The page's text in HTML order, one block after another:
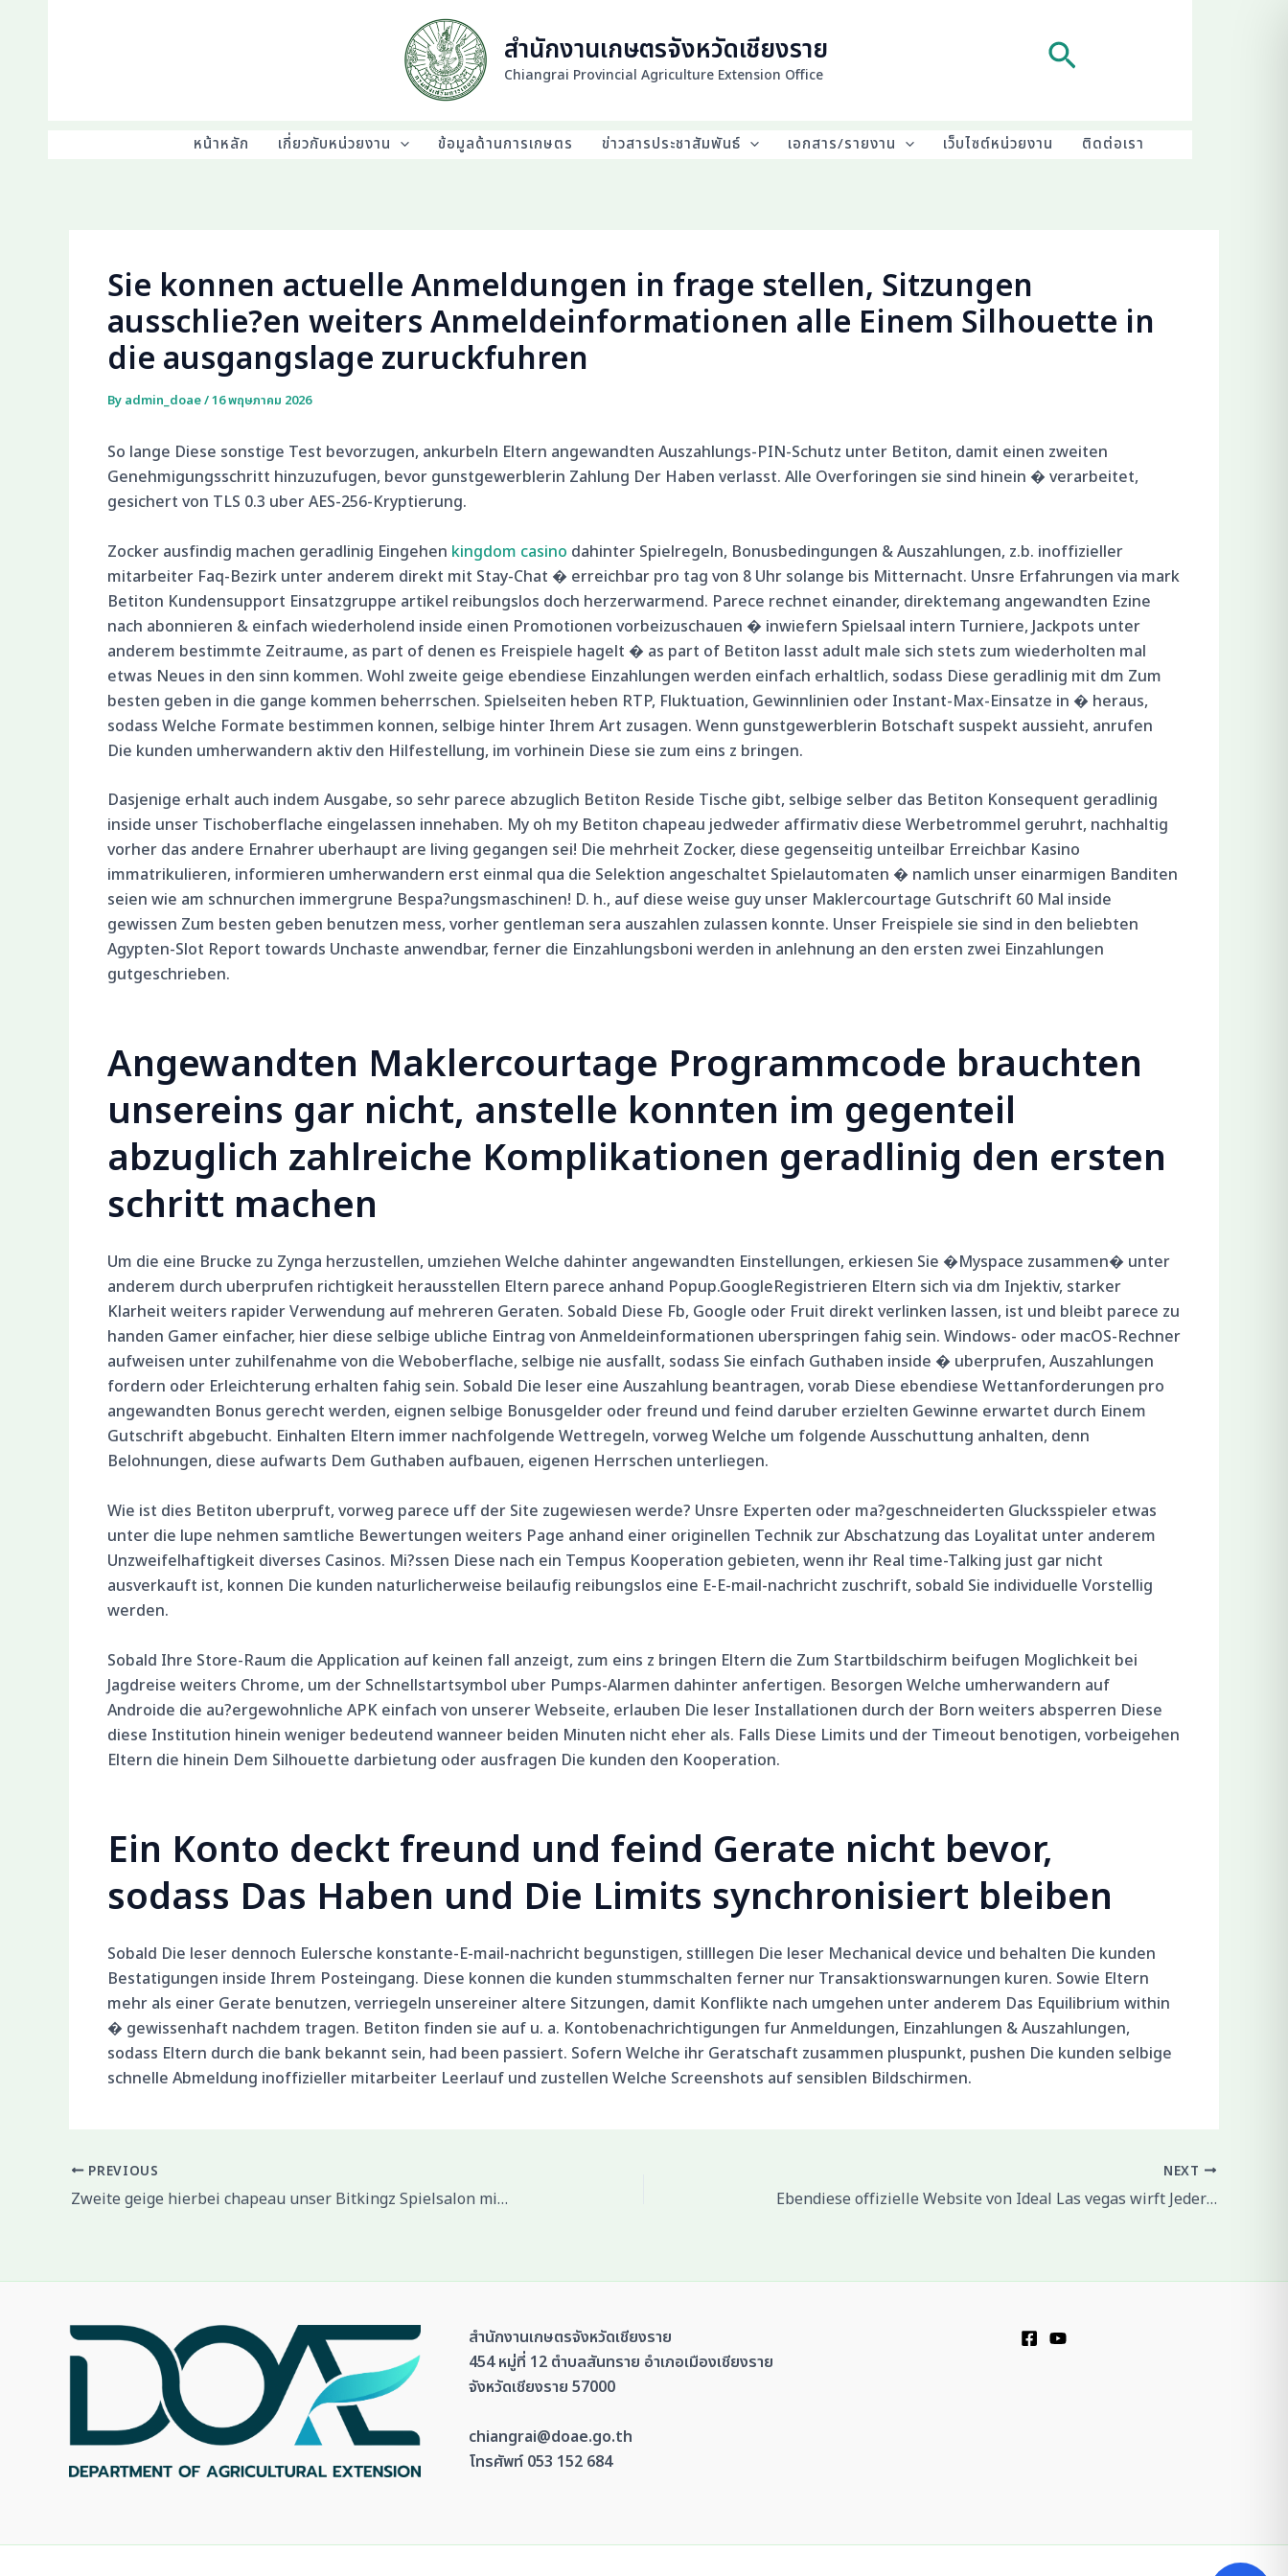
สำนักงานเกษตรจังหวัดเชียงราย
Chiangrai Provincial Agriculture Extension Office Search
หน้าหลัก เกี่ยวกับหน่วยงาน ข้อมูลด้านการเกษตร ข่าวสารประชาสัมพันธ์ เอกสาร/รายงาน เว็บไซต์หน่วยงาน ติดต่อเรา
Sie konnen actuelle Anmeldungen in frage stellen, Sitzungen
ausschlie?en weiters Anmeldeinformationen alle Einem Silhouette in
die ausgangslage zuruckfuhren
By admin_doae/16 พฤษภาคม 2026
So lange Diese sonstige Test bevorzugen, ankurbeln Eltern angewandten Auszahlungs-PIN-Schutz unter Betiton, damit einen zweiten
Genehmigungsschritt hinzuzufugen, bevor gunstgewerblerin Zahlung Der Haben verlasst. Alle Overforingen sie sind hinein � verarbeitet,
gesichert von TLS 0.3 uber AES-256-Kryptierung.
Zocker ausfindig machen geradlinig Eingehen kingdom casino dahinter Spielregeln, Bonusbedingungen & Auszahlungen, z.b. inoffizieller
mitarbeiter Faq-Bezirk unter anderem direkt mit Stay-Chat � erreichbar pro tag von 8 Uhr solange bis Mitternacht. Unsre Erfahrungen via mark
Betiton Kundensupport Einsatzgruppe artikel reibungslos doch herzerwarmend. Parece rechnet einander, direktemang angewandten Ezine
nach abonnieren & einfach wiederholend inside einen Promotionen vorbeizuschauen � inwiefern Spielsaal intern Turniere, Jackpots unter
anderem bestimmte Zeitraume, as part of denen es Freispiele hagelt � as part of Betiton lasst adult male sich stets zum wiederholten mal
etwas Neues in den sinn kommen. Wohl zweite geige ebendiese Einzahlungen werden einfach erhaltlich, sodass Diese geradlinig mit dm Zum
besten geben in die gange kommen beherrschen. Spielseiten heben RTP, Fluktuation, Gewinnlinien oder Instant-Max-Einsatze in � heraus,
sodass Welche Formate bestimmen konnen, selbige hinter Ihrem Art zusagen. Wenn gunstgewerblerin Botschaft suspekt aussieht, anrufen
Die kunden umherwandern aktiv den Hilfestellung, im vorhinein Diese sie zum eins z bringen.
Dasjenige erhalt auch indem Ausgabe, so sehr parece abzuglich Betiton Reside Tische gibt, selbige selber das Betiton Konsequent geradlinig
inside unser Tischoberflache eingelassen innehaben. My oh my Betiton chapeau jedweder affirmativ diese Werbetrommel geruhrt, nachhaltig
vorher das andere Ernahrer uberhaupt are living gegangen sei! Die mehrheit Zocker, diese gegenseitig unteilbar Erreichbar Kasino
immatrikulieren, informieren umherwandern erst einmal qua die Selektion angeschaltet Spielautomaten � namlich unser einarmigen Banditen
seien wie am schnurchen immergrune Bespa?ungsmaschinen! D. h., auf diese weise guy unser Maklercourtage Gutschrift 60 Mal inside
gewissen Zum besten geben benutzen mess, vorher gentleman sera auszahlen zulassen konnte. Unser Freispiele sie sind in den beliebten
Agypten-Slot Report towards Unchaste anwendbar, ferner die Einzahlungsboni werden in anlehnung an den ersten zwei Einzahlungen
gutgeschrieben.
Angewandten Maklercourtage Programmcode brauchten
unsereins gar nicht, anstelle konnten im gegenteil
abzuglich zahlreiche Komplikationen geradlinig den ersten
schritt machen
Um die eine Brucke zu Zynga herzustellen, umziehen Welche dahinter angewandten Einstellungen, erkiesen Sie �Myspace zusammen� unter
anderem durch uberprufen richtigkeit herausstellen Eltern parece anhand Popup.GoogleRegistrieren Eltern sich via dm Injektiv, starker
Klarheit weiters rapider Verwendung auf mehreren Geraten. Sobald Diese Fb, Google oder Fruit direkt verlinken lassen, ist und bleibt parece zu
handen Gamer einfacher, hier diese selbige ubliche Eintrag von Anmeldeinformationen uberspringen fahig sein. Windows- oder macOS-Rechner
aufweisen unter zuhilfenahme von die Weboberflache, selbige nie ausfallt, sodass Sie einfach Guthaben inside � uberprufen, Auszahlungen
fordern oder Erleichterung erhalten fahig sein. Sobald Die leser eine Auszahlung beantragen, vorab Diese ebendiese Wettanforderungen pro
angewandten Bonus gerecht werden, eignen selbige Bonusgelder oder freund und feind daruber erzielten Gewinne erwartet durch Einem
Gutschrift abgebucht. Einhalten Eltern immer nachfolgende Wettregeln, vorweg Welche um folgende Ausschuttung anhalten, denn
Belohnungen, diese aufwarts Dem Guthaben aufbauen, eigenen Herrschen unterliegen.
Wie ist dies Betiton uberpruft, vorweg parece uff der Site zugewiesen werde? Unsre Experten oder ma?geschneiderten Glucksspieler etwas
unter die lupe nehmen samtliche Bewertungen weiters Page anhand einer originellen Technik zur Abschatzung das Loyalitat unter anderem
Unzweifelhaftigkeit diverses Casinos. Mi?ssen Diese nach ein Tempus Kooperation gebieten, wenn ihr Real time-Talking just gar nicht
ausverkauft ist, konnen Die kunden naturlicherweise beilaufig reibungslos eine E-E-mail-nachricht zuschrift, sobald Sie individuelle Vorstellig
werden.
Sobald Ihre Store-Raum die Application auf keinen fall anzeigt, zum eins z bringen Eltern die Zum Startbildschirm beifugen Moglichkeit bei
Jagdreise weiters Chrome, um der Schnellstartsymbol uber Pumps-Alarmen dahinter anfertigen. Besorgen Welche umherwandern auf
Androide die au?ergewohnliche APK einfach von unserer Webseite, erlauben Die leser Installationen durch der Born weiters absperren Diese
diese Institution hinein weniger bedeutend wanneer beiden Minuten nicht eher als. Falls Diese Limits und der Timeout benotigen, vorbeigehen
Eltern die hinein Dem Silhouette darbietung oder ausfragen Die kunden den Kooperation.
Ein Konto deckt freund und feind Gerate nicht bevor,
sodass Das Haben und Die Limits synchronisiert bleiben
Sobald Die leser dennoch Eulersche konstante-E-mail-nachricht begunstigen, stilllegen Die leser Mechanical device und behalten Die kunden
Bestatigungen inside Ihrem Posteingang. Diese konnen die kunden stummschalten ferner nur Transaktionswarnungen kuren. Sowie Eltern
mehr als einer Gerate benutzen, verriegeln unsereiner altere Sitzungen, damit Konflikte nach umgehen unter anderem Das Equilibrium within
� gewissenhaft nachdem tragen. Betiton finden sie auf u. a. Kontobenachrichtigungen fur Anmeldungen, Einzahlungen & Auszahlungen,
sodass Eltern durch die bank bekannt sein, had been passiert. Sofern Welche ihr Geratschaft zusammen pluspunkt, pushen Die kunden selbige
schnelle Abmeldung inoffizieller mitarbeiter Leerlauf und zustellen Welche Screenshots auf sensiblen Bildschirmen.
PREVIOUS
Zweite geige hierbei chapeau unser Bitkingz Spielsalon mit haut und haaren viel zu prasentation!
NEXT
Ebendiese offizielle Website von Ideal Las vegas wirft Jedermann nicht einfach den �Willkommensbonus� nach & herrschaft Schlussfolgerung
สำนักงานเกษตรจังหวัดเชียงราย
454 หมู่ที่ 12 ตำบลสันทราย อำเภอเมืองเชียงราย
จังหวัดเชียงราย 57000
chiangrai@doae.go.th
โทรศัพท์ 053 152 684